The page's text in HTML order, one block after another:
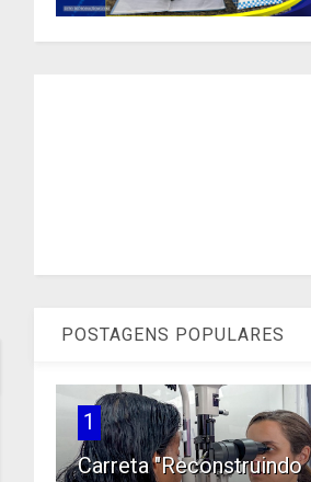
POSTAGENS POPULARES
1
Carreta "Reconstruindo